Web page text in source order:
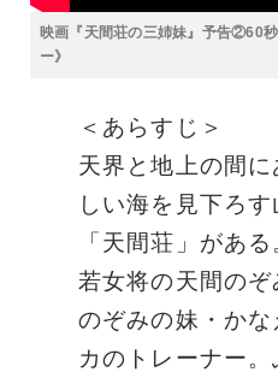
映画『天間荘の三姉妹』予告②60
ー》
＜あらすじ＞
天界と地上の間
しい海を見下ろ
「天間荘」があ
若女将の天間のぞ
のぞみの妹・か
カのトレーナー